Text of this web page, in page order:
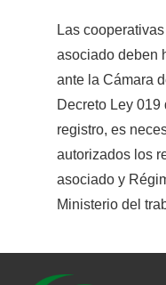
Las
asociado deben
ante la Cámara
Decreto Ley
registro, es
autorizados los
asociado y
Ministerio del